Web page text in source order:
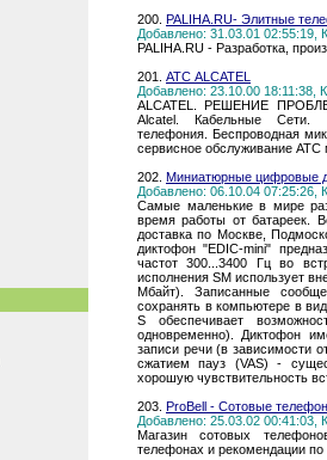
200. PALIHA.RU- Элитные
Добавлено: 31.03.01 02:55:19,
PALIHA.RU - Разработка,
201. АТС ALCATEL
Добавлено: 23.10.00 18:11:38,
ALCATEL. РЕШЕНИЕ
Alcatel. Кабельные Сети.
телефония. Беспроводная
сервисное обслуживание АТС
202. Миниатюрные цифровые
Добавлено: 06.10.04 07:25:26,
Самые маленькие в мире
время работы от батареек.
доставка по Москве,
диктофон "EDIC-mini"
частот 300...3400 Гц во
исполнения SM использует
Мбайт). Записанные
сохранять в компьютере в
S обеспечивает
одновременно). Диктофон
записи речи (в зависимости
сжатием пауз (VAS) -
хорошую чувствительность
203. ProBell - Сотовые
Добавлено: 25.03.02 00:41:03,
Магазин сотовых
телефонах и рекомендации по